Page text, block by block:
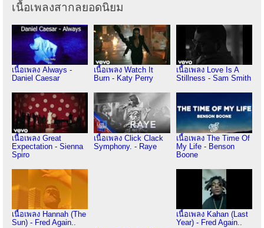
เนื้อเพลงสากลยอดนิยม
เนื้อเพลง Always -
Daniel Caesar
เนื้อเพลง Watch It
Burn - Katy Perry
เนื้อเพลง Love Is A
Stillness - Sam Smith
เนื้อเพลง Great
Expectation - Sienna
Spiro
เนื้อเพลง Click Clack
Symphony. - Raye
เนื้อเพลง The Time Of
My Life - Benson
Boone
เนื้อเพลง Hannah (The
Sun) - Fred Again..
เนื้อเพลง Kahan (Last
Year) - Fred Again..